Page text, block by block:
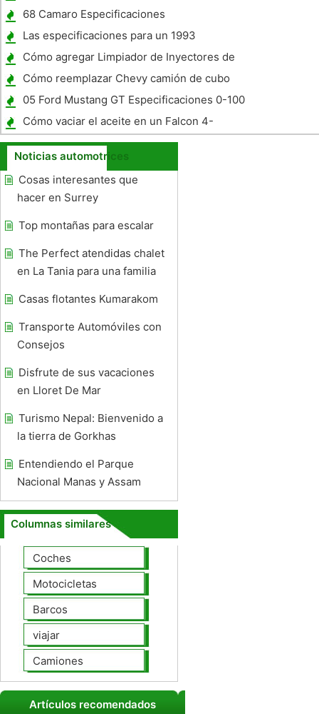
68 Camaro Especificaciones
Las especificaciones para un 1993
Chevrolet 366 V8 gasolina motor grande
Truck
Cómo agregar Limpiador de Inyectores de
un Audi TT
Cómo reemplazar Chevy camión de cubo
apoyabrazos
05 Ford Mustang GT Especificaciones 0-100
MPH
Cómo vaciar el aceite en un Falcon 4-
Wheeler
Noticias automotrices
Cosas interesantes que
hacer en Surrey
Top montañas para escalar
The Perfect atendidas chalet
en La Tania para una familia
Casas flotantes Kumarakom
Transporte Automóviles con
Consejos
Disfrute de sus vacaciones
en Lloret De Mar
Turismo Nepal: Bienvenido a
la tierra de Gorkhas
Entendiendo el Parque
Nacional Manas y Assam
Columnas similares
Coches
Motocicletas
Barcos
viajar
Camiones
Artículos recomendados